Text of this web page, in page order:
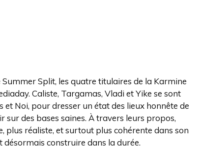
Split, les quatre titulaires de la Karmine
Caliste, Targamas, Vladi et Yike se sont
Noi, pour dresser un état des lieux honnête de
des bases saines. À travers leurs propos,
plus réaliste, et surtout plus cohérente dans son
désormais construire dans la durée.